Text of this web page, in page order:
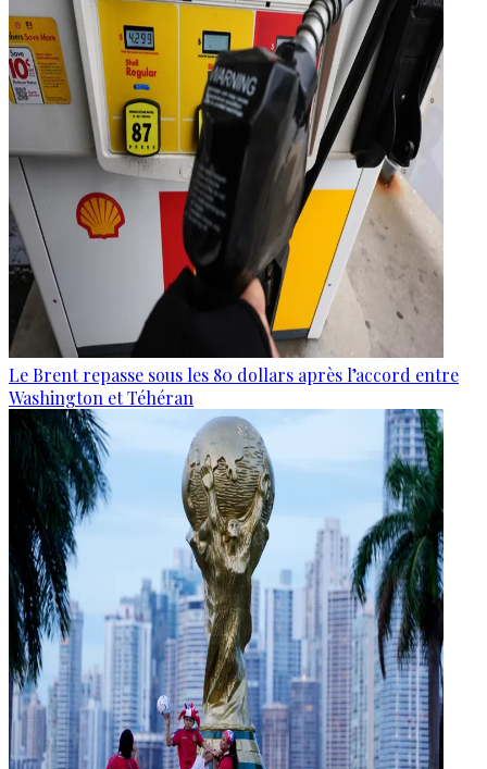
Le Brent repasse sous les 80 dollars après l’accord entre
Washington et Téhéran